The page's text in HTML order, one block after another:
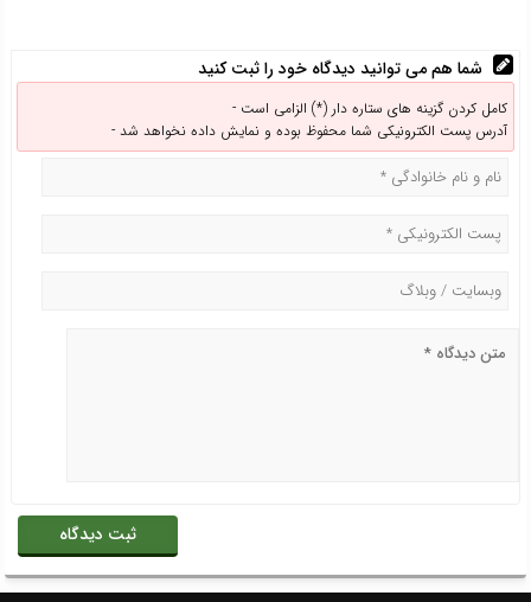
شما هم می توانید دیدگاه خود را ثبت کنید
کامل کردن گزینه های ستاره دار (*) الزامی است -
آدرس پست الکترونیکی شما محفوظ بوده و نمایش داده نخواهد شد -